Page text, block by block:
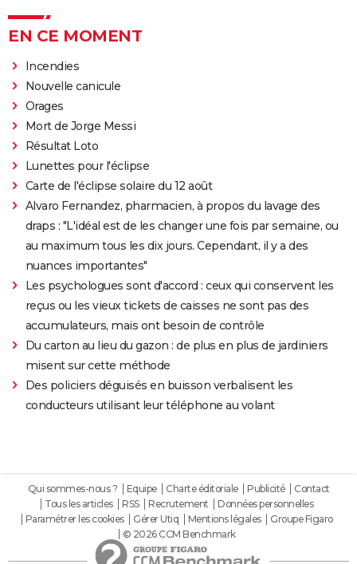
EN CE MOMENT
Incendies
Nouvelle canicule
Orages
Mort de Jorge Messi
Résultat Loto
Lunettes pour l'éclipse
Carte de l'éclipse solaire du 12 août
Alvaro Fernandez, pharmacien, à propos du lavage des
draps : "L'idéal est de les changer une fois par semaine, ou
au maximum tous les dix jours. Cependant, il y a des
nuances importantes"
Les psychologues sont d'accord : ceux qui conservent les
reçus ou les vieux tickets de caisses ne sont pas des
accumulateurs, mais ont besoin de contrôle
Du carton au lieu du gazon : de plus en plus de jardiniers
misent sur cette méthode
Des policiers déguisés en buisson verbalisent les
conducteurs utilisant leur téléphone au volant
Qui sommes-nous ? Equipe Charte éditoriale Publicité
Contact
Tous les articles
RSS Recrutement
Données personnelles
Paramétrer les cookies
Gérer Utiq Mentions légales
Groupe Figaro
© 2026 CCM Benchmark